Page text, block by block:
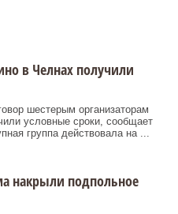
в Челнах получили
шестерым организаторам
условные сроки, сообщает
группа действовала на ...
накрыли подпольное